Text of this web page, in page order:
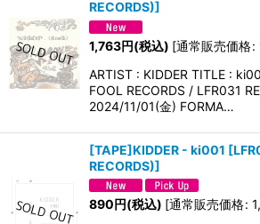
RECORDS)]
1,763円(税込) [通常販売価格:
ARTIST : KIDDER TITLE :
FOOL RECORDS / LFR031
2024/11/01(金) FORMA…
[TAPE]KIDDER - ki001 [
RECORDS)]
890円(税込) [通常販売価格: